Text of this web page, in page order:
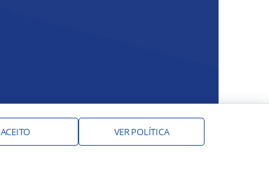
ACEITO VER POLÍTICA